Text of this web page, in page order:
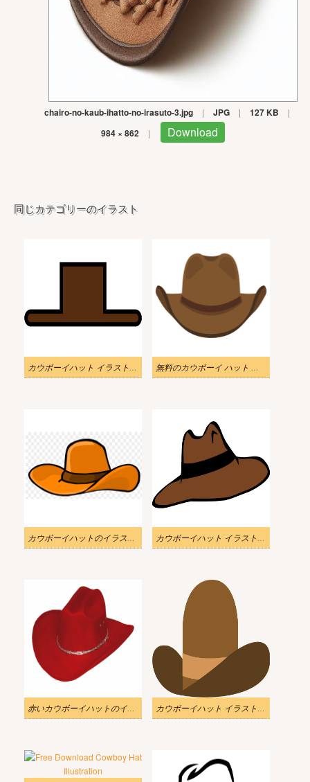
chairo-no-kaub-ihatto-no-irasuto-3.jpg | JPG | 127 KB |
984 × 862 | Download
同じカテゴリーのイラスト
カウボーイハット イラスト画像 無料のカウボーイ ハット イラスト画像 3
カウボーイハットのイラストを無料でダウンロード カウボーイハット イラスト 無料
赤いカウボーイハットのイラストPNG カウボーイハット イラスト 透過無料